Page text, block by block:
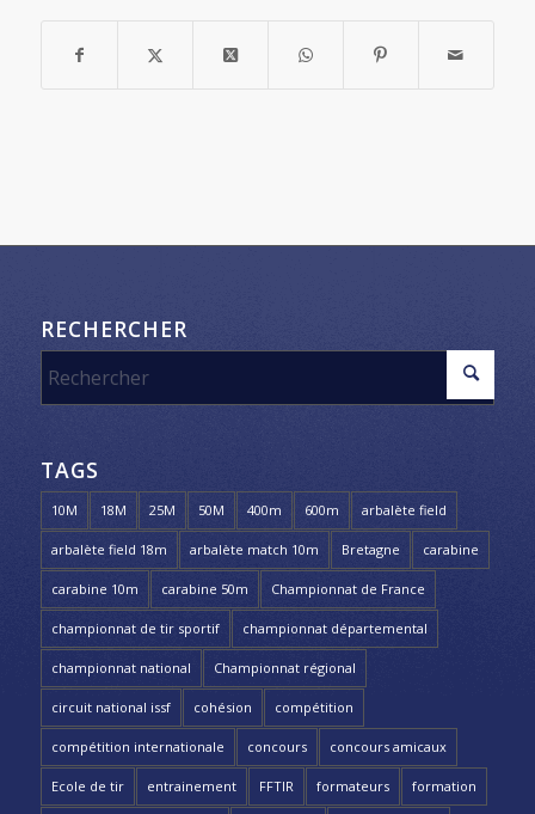
RECHERCHER
TAGS
10M 18M 25M 50M 400m 600m arbalète field
arbalète field 18m arbalète match 10m Bretagne carabine
carabine 10m carabine 50m Championnat de France
championnat de tir sportif championnat départemental
championnat national Championnat régional
circuit national issf cohésion compétition
compétition internationale concours concours amicaux
Ecole de tir entrainement FFTIR formateurs formation